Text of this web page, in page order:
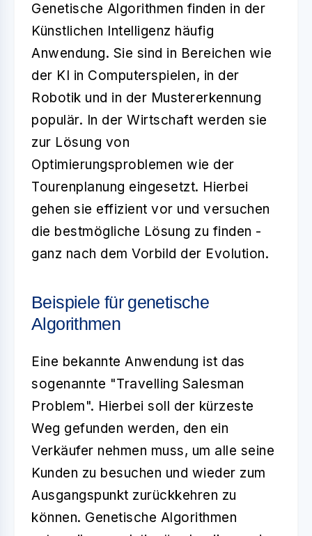
Genetische Algorithmen finden in der
Künstlichen Intelligenz häufig
Anwendung. Sie sind in Bereichen wie
der KI in Computerspielen, in der
Robotik und in der Mustererkennung
populär. In der Wirtschaft werden sie
zur Lösung von
Optimierungsproblemen wie der
Tourenplanung eingesetzt. Hierbei
gehen sie effizient vor und versuchen
die bestmögliche Lösung zu finden -
ganz nach dem Vorbild der Evolution.
Beispiele für genetische
Algorithmen
Eine bekannte Anwendung ist das
sogenannte "Travelling Salesman
Problem". Hierbei soll der kürzeste
Weg gefunden werden, den ein
Verkäufer nehmen muss, um alle seine
Kunden zu besuchen und wieder zum
Ausgangspunkt zurückkehren zu
können. Genetische Algorithmen